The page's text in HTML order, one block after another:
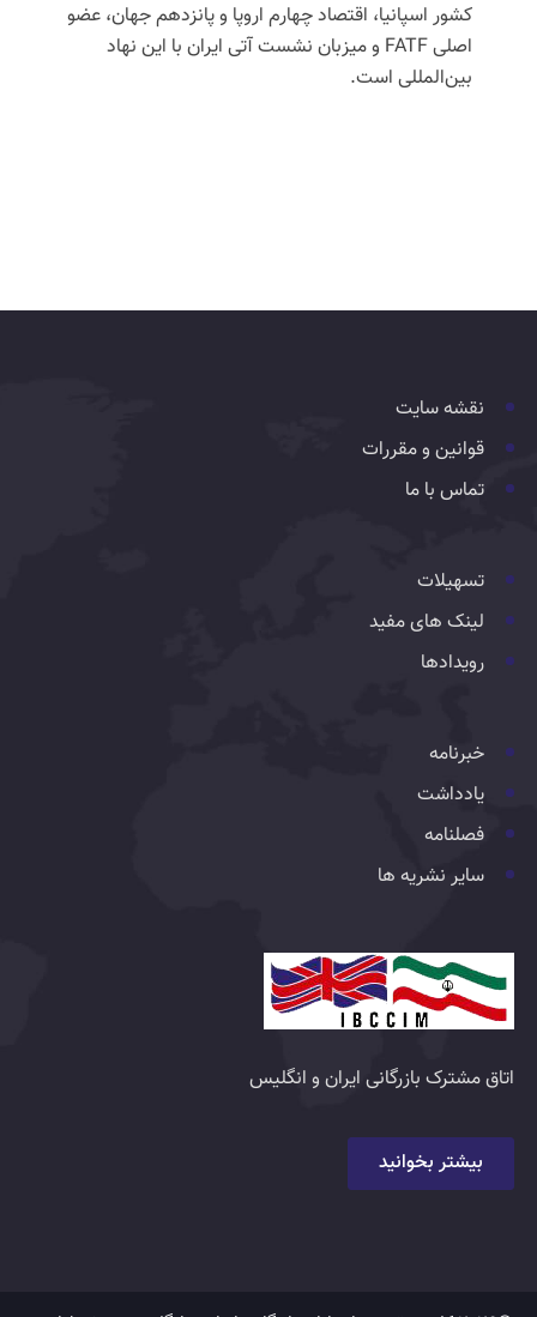
کشور اسپانیا، اقتصاد چهارم اروپا و پانزدهم جهان، عضو
اصلی FATF و میزبان نشست آتی ایران با این نهاد
بین‌المللی است.
نقشه سایت
قوانین و مقررات
تماس با ما
تسهیلات
لینک های مفید
رویدادها
خبرنامه
یادداشت
فصلنامه
سایر نشریه ها
اتاق مشترک بازرگانی ایران و انگلیس
بیشتر بخوانید